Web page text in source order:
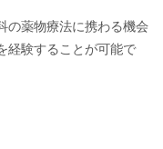
の薬物療法に携わる機会
経験することが可能で